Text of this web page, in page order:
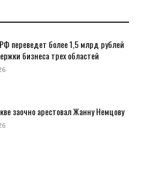
переведет более 1,5 млрд рублей
бизнеса трех областей
заочно арестовал Жанну Немцову